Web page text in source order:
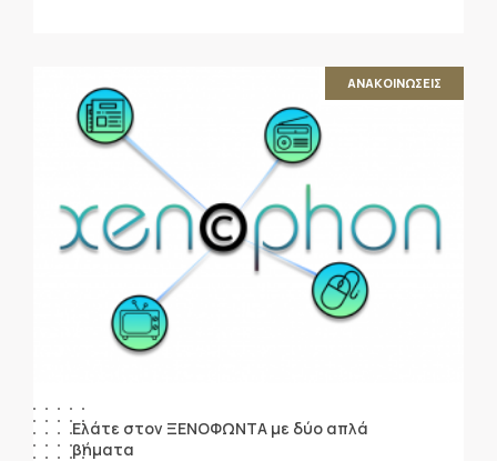
ΑΝΑΚΟΙΝΩΣΕΙΣ
Ελάτε στον ΞΕΝΟΦΩΝΤΑ με δύο απλά
βήματα